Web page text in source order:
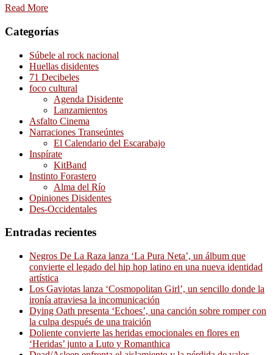
Read More
Categorías
Súbele al rock nacional
Huellas disidentes
71 Decibeles
foco cultural
Agenda Disidente
Lanzamientos
Asfalto Cinema
Narraciones Transeúntes
El Calendario del Escarabajo
Inspírate
KitBand
Instinto Forastero
Alma del Río
Opiniones Disidentes
Des-Occidentales
Entradas recientes
Negros De La Raza lanza ‘La Pura Neta’, un álbum que
convierte el legado del hip hop latino en una nueva identidad
artística
Los Gaviotas lanza ‘Cosmopolitan Girl’, un sencillo donde la
ironía atraviesa la incomunicación
Dying Oath presenta ‘Echoes’, una canción sobre romper con
la culpa después de una traición
Doliente convierte las heridas emocionales en flores en
‘Heridas’ junto a Luto y Romanthica